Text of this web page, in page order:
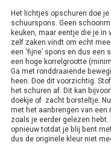
Het lichtjes opschuren doe je
schuurspons. Geen
keuken, maar eentje die je in
zelf zaken vindt om echt
een ‘fijne’ spons en dus een
een hoge korrelgrootte
Ga met ronddraaiende
heen. Doe dit voorzichtig.
het schuren af. Dit kan
doekje of  zacht borsteltje.
met het aanbrengen van een
zoals je eerder gelezen
opnieuw totdat je blij bent
dus de originele kleur niet